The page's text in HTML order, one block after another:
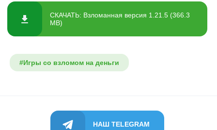
СКАЧАТЬ: Взломанная версия 1.21.5 (366.3
MB)
#Игры со взломом на деньги
НАШ TELEGRAM